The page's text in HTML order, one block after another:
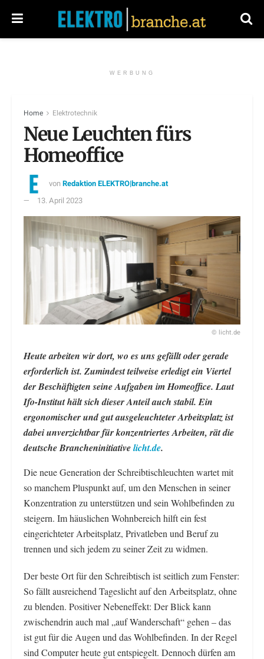
WERBUNG
Home Elektrotechnik
Neue Leuchten fürs
Homeoffice
vonRedaktion ELEKTRO|branche.at
13. April 2023
© licht.de
Heute arbeiten wir dort, wo es uns gefällt oder gerade
erforderlich ist. Zumindest teilweise erledigt ein Viertel
der Beschäftigten seine Aufgaben im Homeoffice. Laut
Ifo-Institut hält sich dieser Anteil auch stabil. Ein
ergonomischer und gut ausgeleuchteter Arbeitsplatz ist
dabei unverzichtbar für konzentriertes Arbeiten, rät die
deutsche Brancheninitiativelicht.de.
Die neue Generation der Schreibtischleuchten wartet mit
so manchem Pluspunkt auf, um den Menschen in seiner
Konzentration zu unterstützen und sein Wohlbefinden zu
steigern. Im häuslichen Wohnbereich hilft ein fest
eingerichteter Arbeitsplatz, Privatleben und Beruf zu
trennen und sich jedem zu seiner Zeit zu widmen.
Der beste Ort für den Schreibtisch ist seitlich zum Fenster:
So fällt ausreichend Tageslicht auf den Arbeitsplatz, ohne
zu blenden. Positiver Nebeneffekt: Der Blick kann
zwischendrin auch mal „auf Wanderschaft“ gehen – das
ist gut für die Augen und das Wohlbefinden. In der Regel
sind Computer heute gut entspiegelt. Dennoch dürfen am